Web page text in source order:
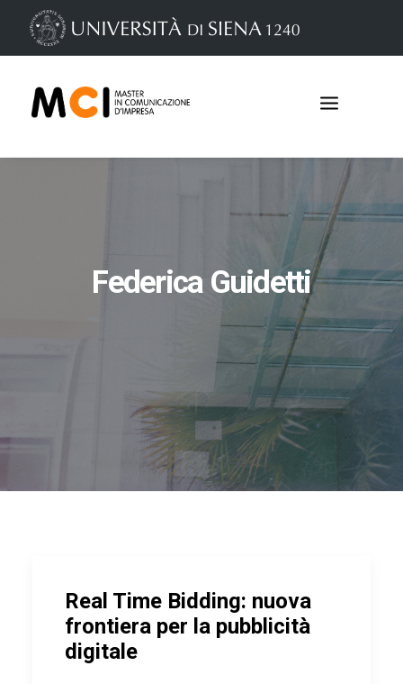
Iscrizioni
Federica Guidetti
Real Time Bidding: nuova
frontiera per la pubblicità
digitale